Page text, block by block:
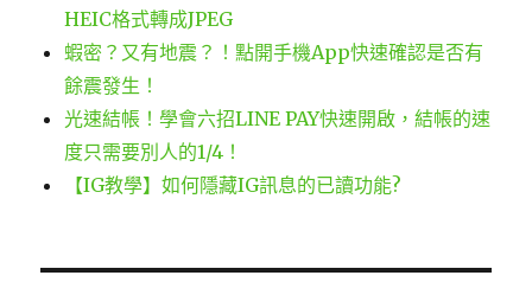
HEIC格式轉成JPEG
蝦密？又有地震？！點開手機App快速確認是否有
餘震發生！
光速結帳！學會六招LINE PAY快速開啟，結帳的速
度只需要別人的1/4！
【IG教學】如何隱藏IG訊息的已讀功能?